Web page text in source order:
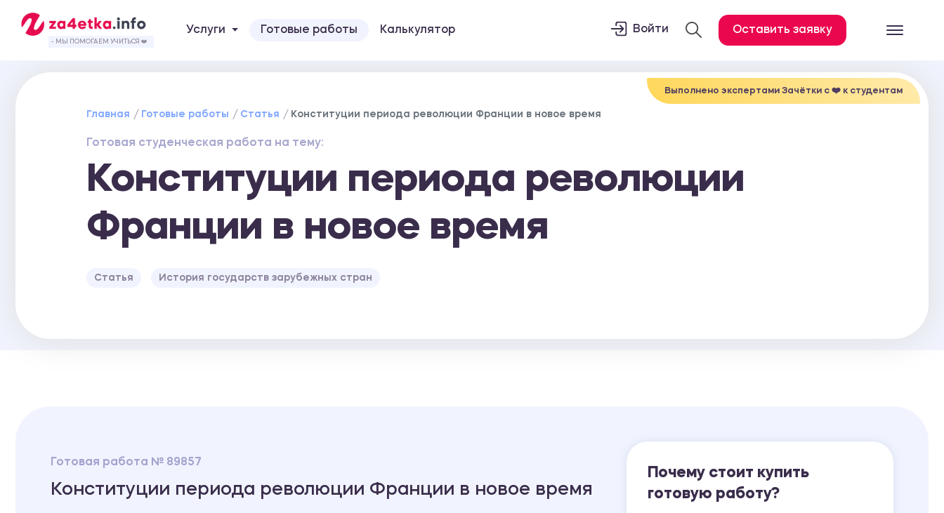
Все услуги
- МЫ ПОМОГАЕМ УЧИТЬСЯ ❤️
Услуги Готовые работы Калькулятор Войти Оставить заявку
Выполнено экспертами Зачётки c ❤️ к студентам
Главная Готовые работы Статья Конституции периода революции Франции в новое время
Готовая студенческая работа на тему:
Конституции периода революции
Франции в новое время
Статья История государств зарубежных стран
Готовая работа № 89857
Конституции периода революции Франции в новое время
Почему стоит купить
готовую работу?